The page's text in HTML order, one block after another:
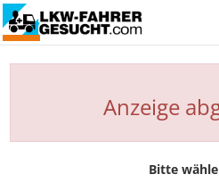
Anzeige
Bitte